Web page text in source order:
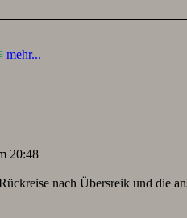
mehr...
20:48
nach Übersreik und die